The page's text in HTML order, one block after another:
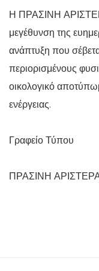
Η ΠΡΑΣΙΝΗ
μεγέθυνση της
ανάπτυξη που
περιορισμένους
οικολογικό
ενέργειας.
Γραφείο Τύπου
ΠΡΑΣΙΝΗ